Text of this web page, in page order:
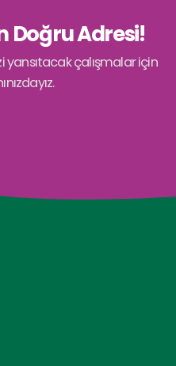
Doğru Adresi!
yansıtacak çalışmalar için